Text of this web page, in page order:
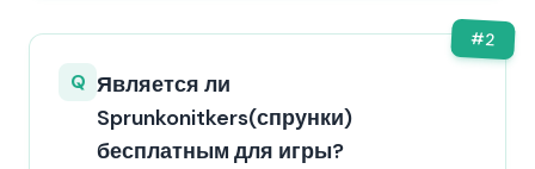
#2
Q Является ли
Sprunkonitkers(спрунки)
бесплатным для игры?